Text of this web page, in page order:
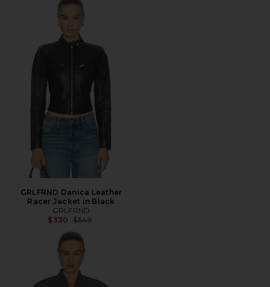
GRLFRND Danica Leather
Racer Jacket in Black
GRLFRND
$330 Precio anterior:
$549